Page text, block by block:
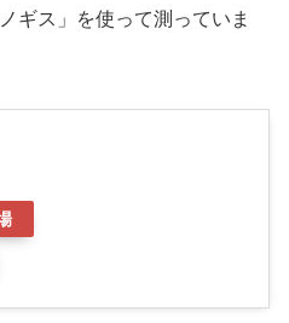
ギス」を使って測っていま